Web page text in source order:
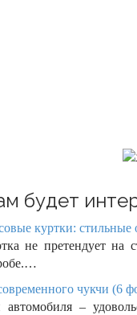
будет
куртки: стильные
не претендует на
чукчи (6
автомобиля –